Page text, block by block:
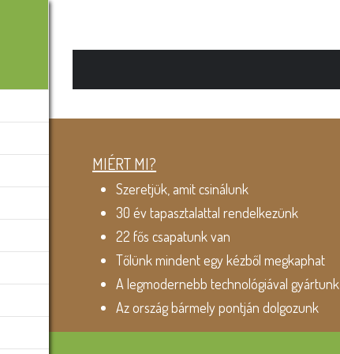
MIÉRT MI?
Szeretjük, amit csinálunk
30 év tapasztalattal rendelkezünk
22 fős csapatunk van
Tőlünk mindent egy kézből megkaphat
A legmodernebb technológiával gyártunk
Az ország bármely pontján dolgozunk